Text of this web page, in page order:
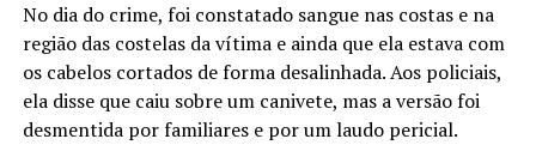
No dia do crime, foi constatado sangue nas costas e na
região das costelas da vítima e ainda que ela estava com
os cabelos cortados de forma desalinhada. Aos policiais,
ela disse que caiu sobre um canivete, mas a versão foi
desmentida por familiares e por um laudo pericial.